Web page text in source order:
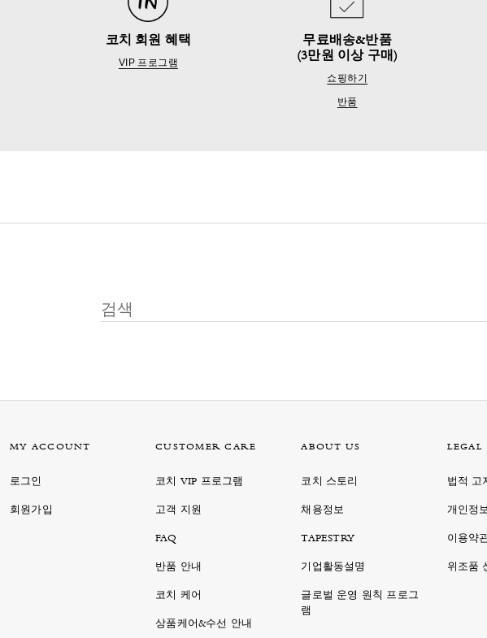
코치 회원 혜택
VIP 프로그램
무료배송&반품
(3만원 이상 구매)
쇼핑하기
반품
MY ACCOUNT
로그인
회원가입
CUSTOMER CARE
코치 VIP 프로그램
고객 지원
FAQ
반품 안내
코치 케어
상품케어&수선 안내
ABOUT US
코치 스토리
채용정보
TAPESTRY
기업활동설명
글로벌 운영 원칙 프로그
램
LEGAL
법적 고
개인정
이용약
위조품